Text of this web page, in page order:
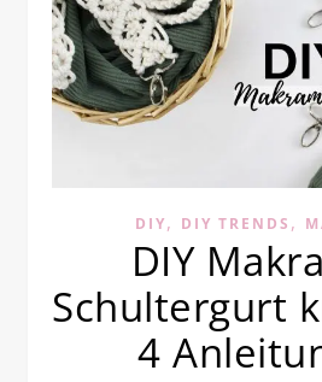
DIY, DIY TRENDS ,
DIY
Schultergurt
4